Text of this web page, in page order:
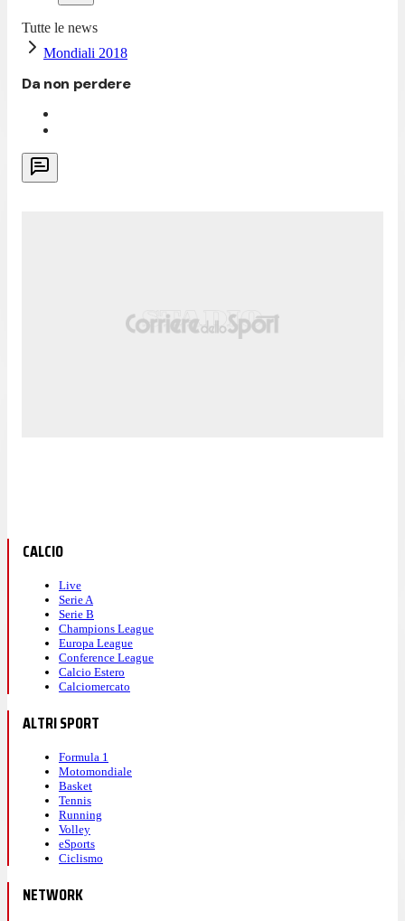
Tutte le news
Mondiali 2018
Da non perdere
CALCIO
Live
Serie A
Serie B
Champions League
Europa League
Conference League
Calcio Estero
Calciomercato
ALTRI SPORT
Formula 1
Motomondiale
Basket
Tennis
Running
Volley
eSports
Ciclismo
NETWORK